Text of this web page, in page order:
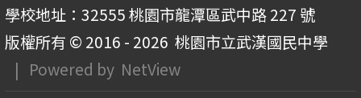
學校地址：32555 桃園市龍潭區武中路 227 號
版權所有 © 2016 - 2026 桃園市立武漢國民中學
| Powered by NetView